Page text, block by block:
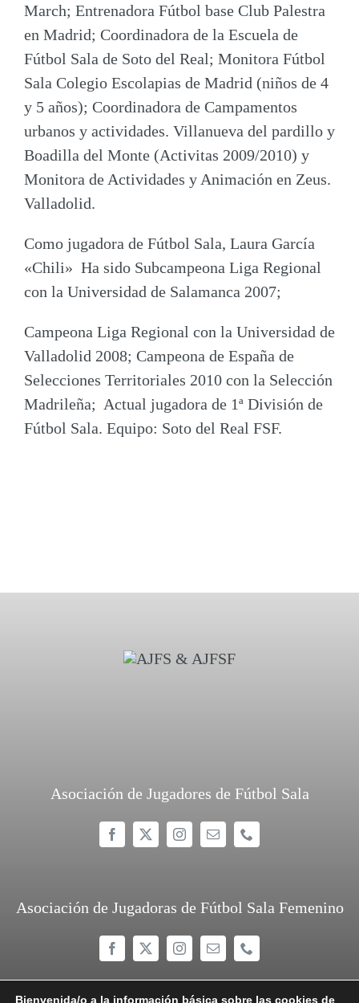
March; Entrenadora Fútbol base Club Palestra
en Madrid; Coordinadora de la Escuela de
Fútbol Sala de Soto del Real; Monitora Fútbol
Sala Colegio Escolapias de Madrid (niños de 4
y 5 años); Coordinadora de Campamentos
urbanos y actividades. Villanueva del pardillo y
Boadilla del Monte (Activitas 2009/2010) y
Monitora de Actividades y Animación en Zeus.
Valladolid.
Como jugadora de Fútbol Sala, Laura García
«Chili» Ha sido Subcampeona Liga Regional
con la Universidad de Salamanca 2007;
Campeona Liga Regional con la Universidad de
Valladolid 2008; Campeona de España de
Selecciones Territoriales 2010 con la Selección
Madrileña; Actual jugadora de 1ª División de
Fútbol Sala. Equipo: Soto del Real FSF.
Asociación de Jugadores de Fútbol Sala
Asociación de Jugadoras de Fútbol Sala Femenino
Bienvenida/o a la información básica sobre las cookies de